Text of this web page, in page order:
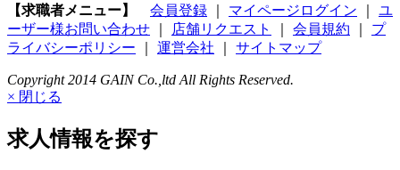
【求職者メニュー】
会員登録 マイページログイン
ユ
ーザー様お問い合わせ
店舗リクエスト 会員規約
プ
ライバシーポリシー
運営会社 サイトマップ
Copyright 2014 GAIN Co.,ltd All Rights Reserved.
× 閉じる
求人情報を探す